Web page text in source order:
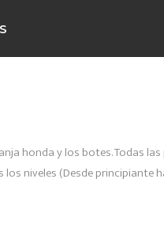
honda y los botes. Todas
niveles (Desde principiante